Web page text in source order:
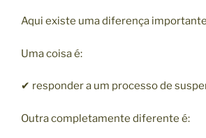
Aqui existe uma diferença
Uma coisa é:
✔ responder a um processo de
Outra completamente diferente é: